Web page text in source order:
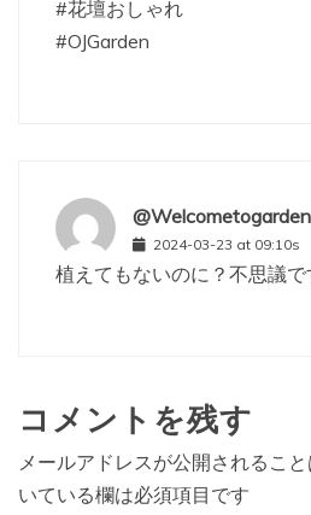
#花壇おしゃれ
#OJGarden
2024-03-23 at 09:10s
植えてもないのに？不思議で
コメントを残す
メールアドレスが公開されること
いている欄は必須項目です